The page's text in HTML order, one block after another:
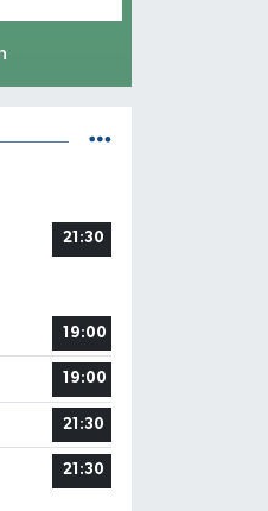
21:30
19:00
19:00
21:30
21:30